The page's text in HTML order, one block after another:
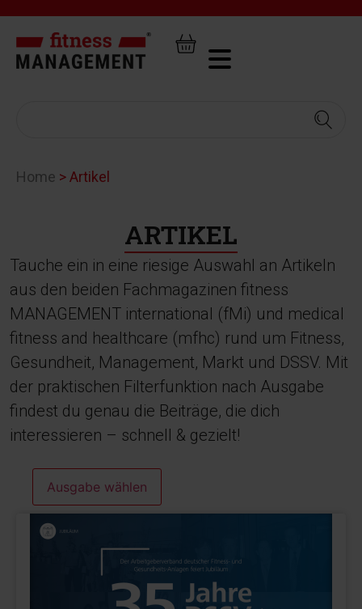
Home >Artikel
ARTIKEL
Tauche ein in eine riesige Auswahl an Artikeln
aus den beiden Fachmagazinen fitness
MANAGEMENT international (fMi) und medical
fitness and healthcare (mfhc) rund um Fitness,
Gesundheit, Management, Markt und DSSV. Mit
der praktischen Filterfunktion nach Ausgabe
findest du genau die Beiträge, die dich
interessieren – schnell & gezielt!
Ausgabe wählen